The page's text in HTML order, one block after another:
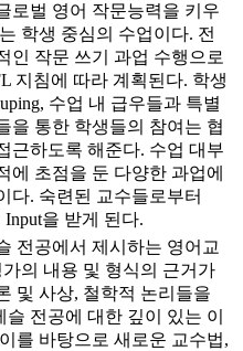
로벌 영어 작문능력을 키우
학생 중심의 수업이다. 전
인 작문 쓰기 과업 수행으로
지침에 따라 계획된다. 학생
수업 내 급우들과 특별
을 통한 학생들의 참여는 협
근하도록 해준다. 수업 대부
에 초점을 둔 다양한 과업에
다. 숙련된 교수들로부터
을 받게 된다.
전공에서 제시하는 영어교
의 내용 및 형식의 근거가
및 사상, 철학적 논리들을
전공에 대한 깊이 있는 이
를 바탕으로 새로운 교수법,